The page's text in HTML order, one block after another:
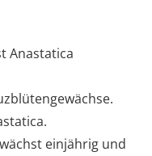
Anastatica
einjährig und